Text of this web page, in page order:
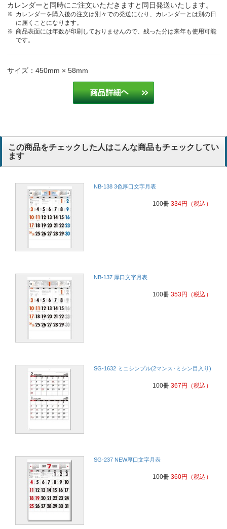
カレンダーと同時にご注文いただきますと同日発送いたします。
カレンダーを購入後の注文は別々での発送になり、カレンダーとは別の日
に届くことになります。
商品表面には年数が印刷しておりませんので、残った分は来年も使用可能
です。
サイズ：450mm × 58mm
この商品をチェックした人はこんな商品もチェックしてい
ます
NB-138 3色厚口文字月表
100冊 334円 （税込）
NB-137 厚口文字月表
100冊 353円 （税込）
SG-1632 ミニシンプル(2マンス･ミシン目入り)
100冊 367 円 （税込）
SG-237 NEW厚口文字月表
100冊 360円 （税込）